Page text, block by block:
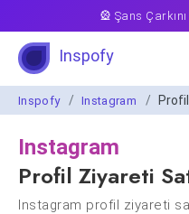
🎡 Şans
Inspofy
Inspofy Instagram
Instagram
Profil Ziyareti
Instagram profil ziyareti